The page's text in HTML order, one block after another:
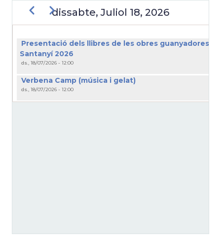
dissabte, Juliol 18, 2026
PAGINACIÓ
Previous
Next
Presentació dels llibres de les obres guanyadores
Santanyí 2026
ds., 18/07/2026 - 12:00
Verbena Camp (música i gelat)
ds., 18/07/2026 - 12:00